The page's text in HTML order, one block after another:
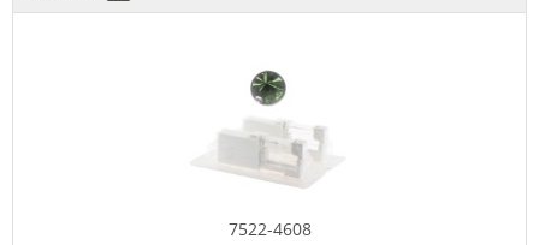
7522-4608